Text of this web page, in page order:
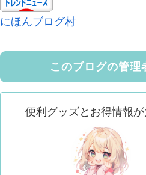
にほんブログ村
このブログの管理
便利グッズとお得情報が